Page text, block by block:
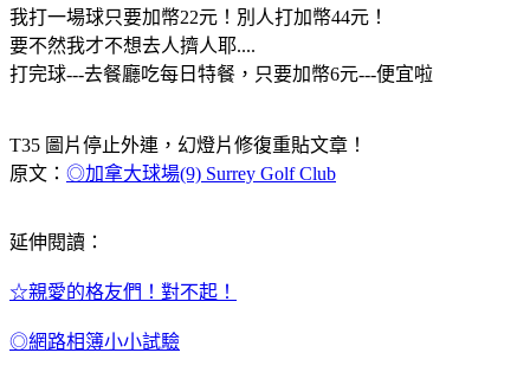
我打一場球只要加幣22元！別人打加幣44元！
要不然我才不想去人擠人耶....
打完球---去餐廳吃每日特餐，只要加幣6元---便宜啦
T35 圖片停止外連，幻燈片修復重貼文章！
原文： ◎加拿大球場(9) Surrey Golf Club
延伸閱讀：
☆親愛的格友們！對不起！
◎網路相簿小小試驗